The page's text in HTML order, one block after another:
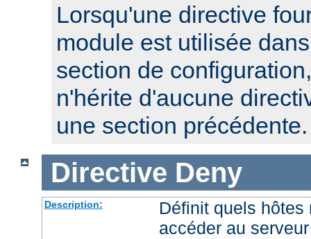
Lorsqu'une directive
module est utilisée
section de
n'hérite d'aucune
une section précédente.
Directive Deny
Description:
Définit quels
accéder au serveur